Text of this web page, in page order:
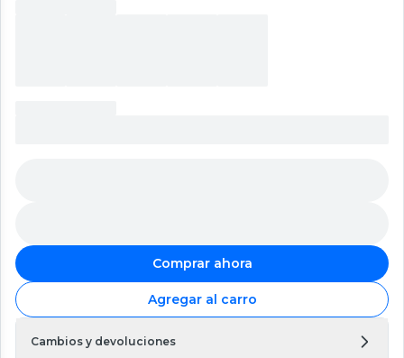
Comprar ahora
Agregar al carro
Cambios y devoluciones